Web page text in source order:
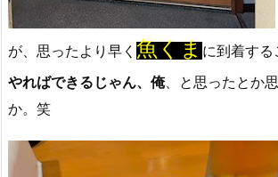
が、思ったより早く 魚くまに到着する
やればできるじゃん、俺、と思ったとか
か。笑